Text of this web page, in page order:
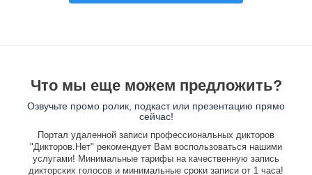
Что мы еще можем предложить?
Озвучьте промо ролик, подкаст или презентацию прямо
сейчас!
Портал удаленной записи профессиональных дикторов
"Дикторов.Нет" рекомендует Вам воспользоваться нашими
услугами! Минимальные тарифы на качественную запись
дикторских голосов и минимальные сроки записи от 1 часа!